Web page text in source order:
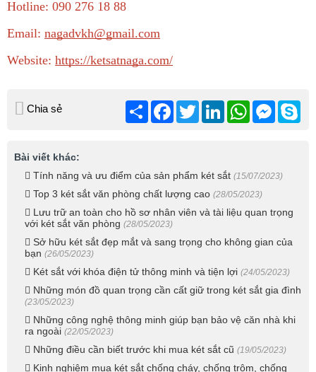
Hotline: 090 276 18 88
Email: nagadvkh@gmail.com
Website: https://ketsatnaga.com/
Chia sẻ
Chia
sẻ
FacebookTwitterLinkedInWhatsApp
Bài viết khác:
Tính năng và ưu điểm của sản phẩm két sắt (15/07/2023)
Top 3 két sắt văn phòng chất lượng cao (28/05/2023)
Lưu trữ an toàn cho hồ sơ nhân viên và tài liệu quan trọng
với két sắt văn phòng (28/05/2023)
Sở hữu két sắt đẹp mắt và sang trọng cho không gian của
bạn (26/05/2023)
Két sắt với khóa điện tử thông minh và tiện lợi (24/05/2023)
Những món đồ quan trọng cần cất giữ trong két sắt gia đình
(23/05/2023)
Những công nghệ thông minh giúp bạn bảo vệ căn nhà khi
ra ngoài (22/05/2023)
Những điều cần biết trước khi mua két sắt cũ (19/05/2023)
Kinh nghiệm mua két sắt chống cháy, chống trộm, chống